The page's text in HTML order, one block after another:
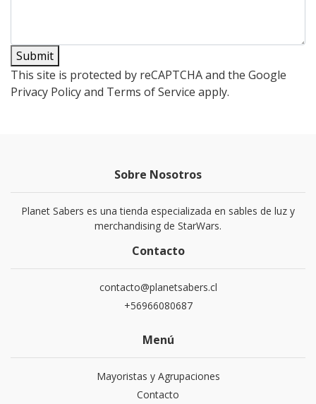
Submit
This site is protected by reCAPTCHA and the Google
Privacy Policyand Terms of Service apply.
Sobre Nosotros
Planet Sabers es una tienda especializada en sables de luz y
merchandising de StarWars.
Contacto
contacto@planetsabers.cl
+56966080687
Menú
Mayoristas y Agrupaciones
Contacto